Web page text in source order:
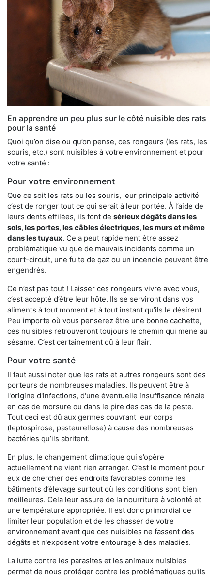
En apprendre un peu plus sur le côté nuisible des rats
pour la santé
Quoi qu’on dise ou qu’on pense, ces rongeurs (les rats, les
souris, etc.) sont nuisibles à votre environnement et pour
votre santé :
Pour votre environnement
Que ce soit les rats ou les souris, leur principale activité
c’est de ronger tout ce qui serait à leur portée. À l’aide de
leurs dents effilées, ils font de sérieux dégâts dans les
sols, les portes, les câbles électriques, les murs et même
dans les tuyaux. Cela peut rapidement être assez
problématique vu que de mauvais incidents comme un
court-circuit, une fuite de gaz ou un incendie peuvent être
engendrés.
Ce n’est pas tout ! Laisser ces rongeurs vivre avec vous,
c’est accepté d’être leur hôte. Ils se serviront dans vos
aliments à tout moment et à tout instant qu’ils le désirent.
Peu importe où vous penserez être une bonne cachette,
ces nuisibles retrouveront toujours le chemin qui mène au
sésame. C’est certainement dû à leur flair.
Pour votre santé
Il faut aussi noter que les rats et autres rongeurs sont des
porteurs de nombreuses maladies. Ils peuvent être à
l'origine d'infections, d'une éventuelle insuffisance rénale
en cas de morsure ou dans le pire des cas de la peste.
Tout ceci est dû aux germes couvrant leur corps
(leptospirose, pasteurellose) à cause des nombreuses
bactéries qu’ils abritent.
En plus, le changement climatique qui s’opère
actuellement ne vient rien arranger. C’est le moment pour
eux de chercher des endroits favorables comme les
bâtiments d’élevage surtout où les conditions sont bien
meilleures. Cela leur assure de la nourriture à volonté et
une température appropriée. Il est donc primordial de
limiter leur population et de les chasser de votre
environnement avant que ces nuisibles ne fassent des
dégâts et n'exposent votre entourage à des maladies.
La lutte contre les parasites et les animaux nuisibles
permet de nous protéger contre les problématiques qu'ils